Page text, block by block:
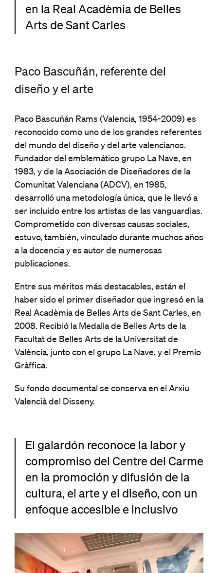
en la Real Acadèmia de Belles
Arts de Sant Carles
Paco Bascuñán, referente del
diseño y el arte
Paco Bascuñán Rams (Valencia, 1954-2009) es
reconocido como uno de los grandes referentes
del mundo del diseño y del arte valencianos.
Fundador del emblemático grupo La Nave, en
1983, y de la Asociación de Diseñadores de la
Comunitat Valenciana (ADCV), en 1985,
desarrolló una metodología única, que le llevó a
ser incluido entre los artistas de las vanguardias.
Comprometido con diversas causas sociales,
estuvo, también, vinculado durante muchos años
a la docencia y es autor de numerosas
publicaciones.
Entre sus méritos más destacables, están el
haber sido el primer diseñador que ingresó en la
Real Acadèmia de Belles Arts de Sant Carles, en
2008. Recibió la Medalla de Belles Arts de la
Facultat de Belles Arts de la Universitat de
València, junto con el grupo La Nave, y el Premio
Gràffica.
Su fondo documental se conserva en el Arxiu
Valencià del Disseny.
El galardón reconoce la labor y
compromiso del Centre del Carme
en la promoción y difusión de la
cultura, el arte y el diseño, con un
enfoque accesible e inclusivo